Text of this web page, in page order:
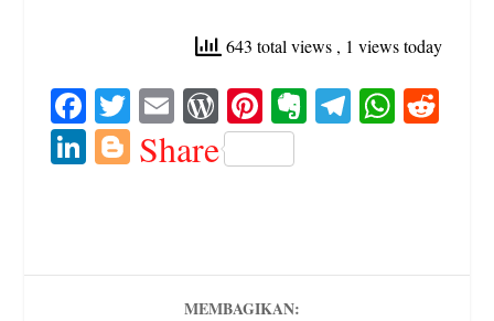
643 total views , 1 views today
Fa
ce
bo
T
wi
tte
E
m
ail
W
or
d
s
Pi
nt
er
E Te W
Li Bl
Share
MEMBAGIKAN: